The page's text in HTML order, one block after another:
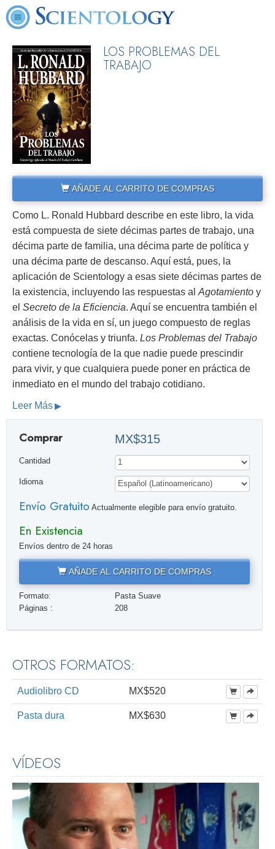
LOS PROBLEMAS DEL
TRABAJO
AÑADE AL CARRITO DE COMPRAS
Como L. Ronald Hubbard describe en este libro, la vida
está compuesta de siete décimas partes de trabajo, una
décima parte de familia, una décima parte de política y
una décima parte de descanso. Aquí está, pues, la
aplicación de Scientology a esas siete décimas partes de
la existencia, incluyendo las respuestas al Agotamiento y
el Secreto de la Eficiencia. Aquí se encuentra también el
análisis de la vida en sí, un juego compuesto de reglas
exactas. Conócelas y triunfa. Los Problemas del Trabajo
contiene tecnología de la que nadie puede prescindir
para vivir, y que cualquiera puede poner en práctica de
inmediato en el mundo del trabajo cotidiano.
Leer Más
Comprar MX$315
Cantidad
Idioma
Envío Gratuito Actualmente elegible para envío gratuito.
En Existencia
Envíos dentro de 24 horas
AÑADE AL CARRITO DE COMPRAS
Formato:
Pasta Suave
Páginas :
208
OTROS FORMATOS:
Audiolibro CD MX$520
Pasta dura MX$630
VÍDEOS